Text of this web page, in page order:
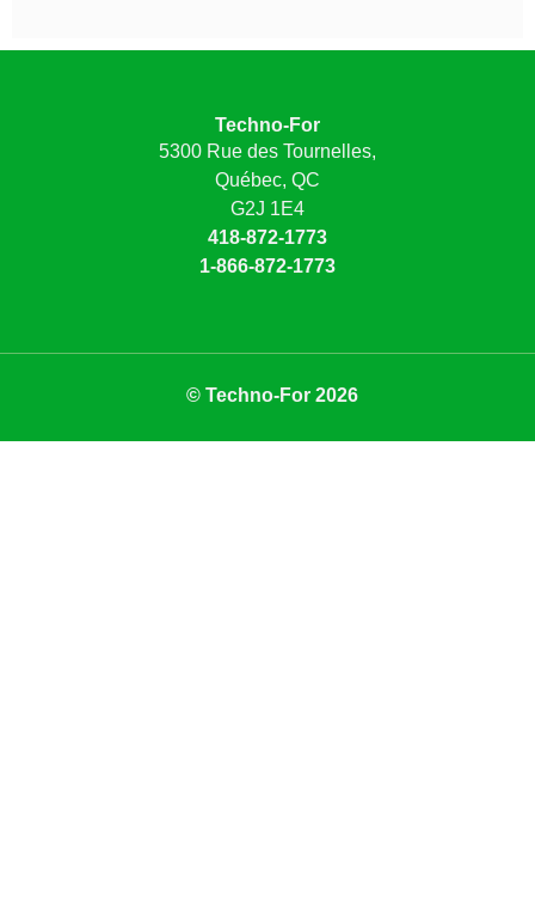
Techno-For
5300 Rue des Tournelles,
Québec, QC
G2J 1E4
418-872-1773
1-866-872-1773
© Techno-For 2026